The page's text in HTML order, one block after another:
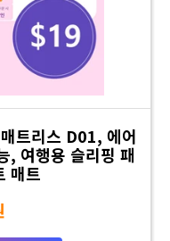
트리스 D01, 에어
, 여행용 슬리핑 패
매트